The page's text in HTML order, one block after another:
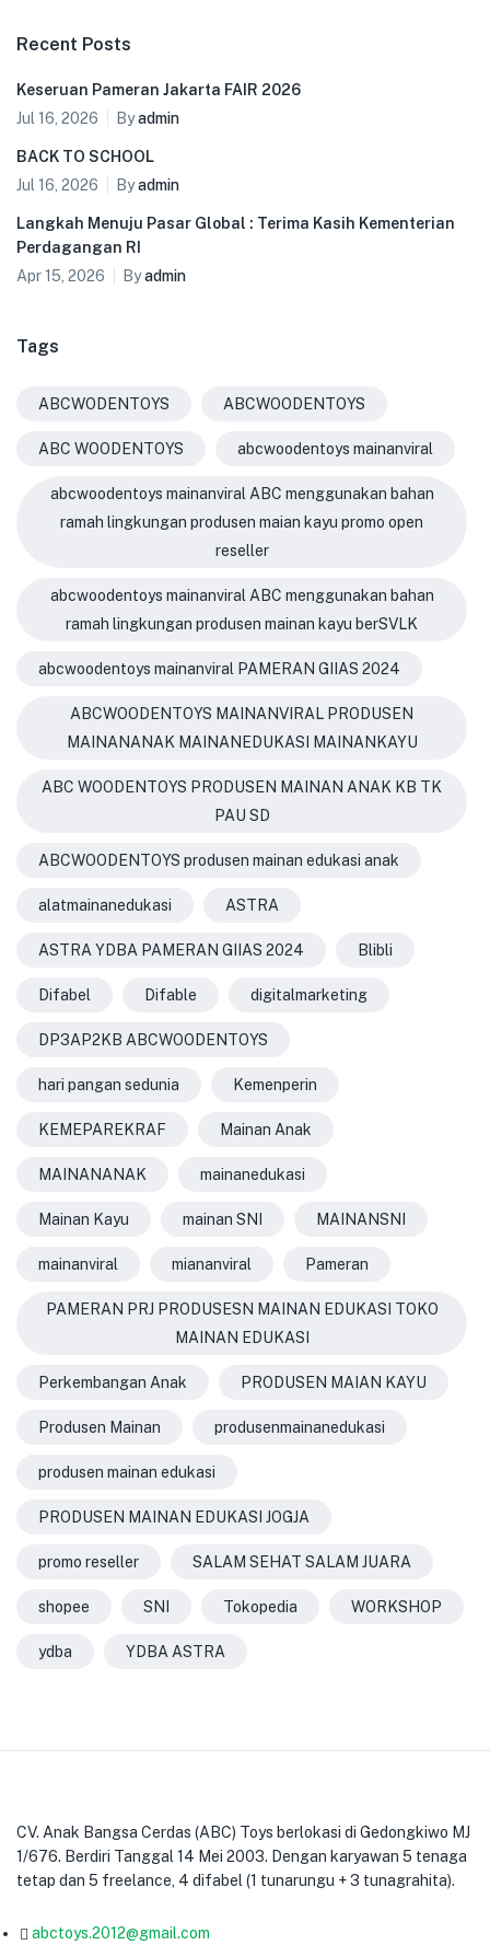
Recent Posts
Keseruan Pameran Jakarta FAIR 2026
Jul 16, 2026
Byadmin
BACK TO SCHOOL
Jul 16, 2026
Byadmin
Langkah Menuju Pasar Global : Terima Kasih Kementerian
Perdagangan RI
Apr 15, 2026
Byadmin
Tags
ABCWODENTOYS ABCWOODENTOYS
ABC WOODENTOYS abcwoodentoys mainanviral
abcwoodentoys mainanviral ABC menggunakan bahan
ramah lingkungan produsen maian kayu promo open
reseller
abcwoodentoys mainanviral ABC menggunakan bahan
ramah lingkungan produsen mainan kayu berSVLK
abcwoodentoys mainanviral PAMERAN GIIAS 2024
ABCWOODENTOYS MAINANVIRAL PRODUSEN
MAINANANAK MAINANEDUKASI MAINANKAYU
ABC WOODENTOYS PRODUSEN MAINAN ANAK KB TK
PAU SD
ABCWOODENTOYS produsen mainan edukasi anak
alatmainanedukasi ASTRA
ASTRA YDBA PAMERAN GIIAS 2024 Blibli
Difabel Difable digitalmarketing
DP3AP2KB ABCWOODENTOYS
hari pangan sedunia Kemenperin
KEMEPAREKRAF Mainan Anak
MAINANANAK mainanedukasi
Mainan Kayu mainan SNI MAINANSNI
mainanviral miananviral Pameran
PAMERAN PRJ PRODUSESN MAINAN EDUKASI TOKO
MAINAN EDUKASI
Perkembangan Anak PRODUSEN MAIAN KAYU
Produsen Mainan produsenmainanedukasi
produsen mainan edukasi
PRODUSEN MAINAN EDUKASI JOGJA
promo reseller SALAM SEHAT SALAM JUARA
shopee SNI Tokopedia WORKSHOP
ydba YDBA ASTRA
CV. Anak Bangsa Cerdas (ABC) Toys berlokasi di Gedongkiwo MJ
1/676. Berdiri Tanggal 14 Mei 2003. Dengan karyawan 5 tenaga
tetap dan 5 freelance, 4 difabel (1 tunarungu + 3 tunagrahita).
abctoys.2012@gmail.com